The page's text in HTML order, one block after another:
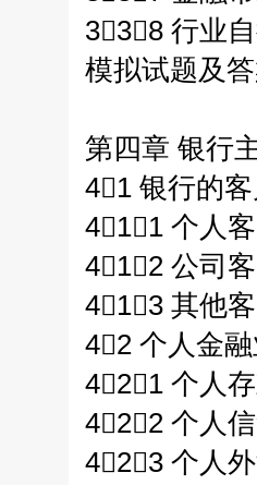
338 行业
模拟试题及
第四章 银行
41 银行的
411 个人
412 公司
413 其他
42 个人金
421 个人
422 个人
423 个人